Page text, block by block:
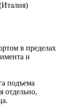
в пределах
и
подъема
отдельно,